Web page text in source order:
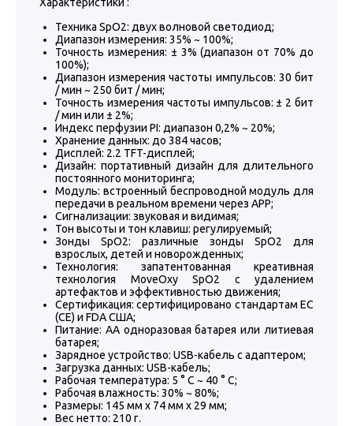
Характеристики :
Техника SpO2: двух волновой светодиод;
Диапазон измерения: 35% ~ 100%;
Точность измерения: ± 3% (диапазон от 70% до
100%);
Диапазон измерения частоты импульсов: 30 бит
/ мин ~ 250 бит / мин;
Точность измерения частоты импульсов: ± 2 бит
/ мин или ± 2%;
Индекс перфузии PI: диапазон 0,2% ~ 20%;
Хранение данных: до 384 часов;
Дисплей: 2.2 TFT-дисплей;
Дизайн: портативный дизайн для длительного
постоянного мониторинга;
Модуль: встроенный беспроводной модуль для
передачи в реальном времени через APP;
Сигнализации: звуковая и видимая;
Тон высоты и тон клавиш: регулируемый;
Зонды SpO2: различные зонды SpO2 для
взрослых, детей и новорожденных;
Технология: запатентованная креативная
технология MoveOxy SpO2 с удалением
артефактов и эффективностью движения;
Сертификация: сертифицировано стандартам ЕС
(CE) и FDA США;
Питание: AA одноразовая батарея или литиевая
батарея;
Зарядное устройство: USB-кабель с адаптером;
Загрузка данных: USB-кабель;
Рабочая температура: 5 ° C ~ 40 ° C;
Рабочая влажность: 30% ~ 80%;
Размеры: 145 мм x 74 мм x 29 мм;
Вес нетто: 210 г.